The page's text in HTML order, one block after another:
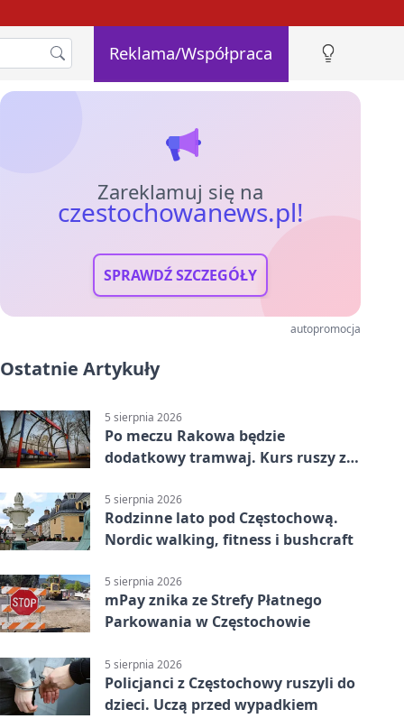
Reklama/Współpraca
Zareklamuj się na
czestochowanews.pl!
SPRAWDŹ SZCZEGÓŁY
autopromocja
Ostatnie Artykuły
5 sierpnia 2026
Po meczu Rakowa będzie
dodatkowy tramwaj. Kurs ruszy ze
5 sierpnia 2026
Rodzinne lato pod Częstochową.
Nordic walking, fitness i bushcraft
5 sierpnia 2026
mPay znika ze Strefy Płatnego
Parkowania w Częstochowie
5 sierpnia 2026
Policjanci z Częstochowy ruszyli do
dzieci. Uczą przed wypadkiem